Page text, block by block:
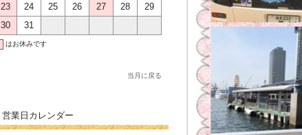
23
24 25 26 27 28
29
30
31
はお休みです
当月に戻る
営業日カレンダー